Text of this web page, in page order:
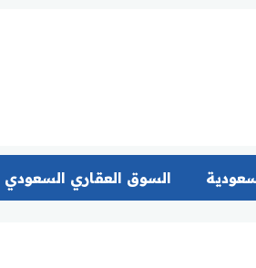
السوق العقاري السعودي